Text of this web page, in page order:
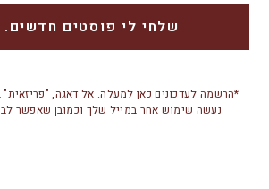
*הרשמה לעדכונים כאן למעלה. אל דאגה,
נעשה שימוש אחר במייל שלך וכמובן שאפשר